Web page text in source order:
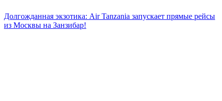
Долгожданная экзотика: Air Tanzania запускает прямые рейсы
из Москвы на Занзибар!